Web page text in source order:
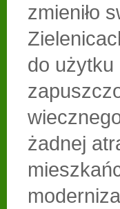
zmieniło
do użytku
żadnej